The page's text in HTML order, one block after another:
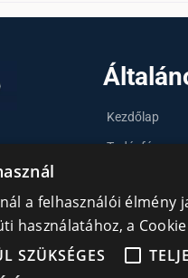
Kezdőlap
Tudásfórum
Szervezetek
Kapcsolat
a felhasználói
használatához, a
SZÜKSÉGES